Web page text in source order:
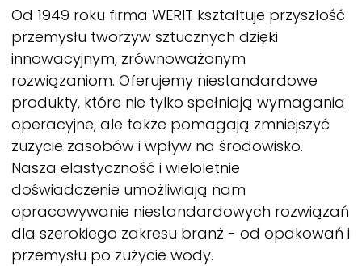
Od 1949 roku firma WERIT kształtuje przyszłość
przemysłu tworzyw sztucznych dzięki
innowacyjnym, zrównoważonym
rozwiązaniom. Oferujemy niestandardowe
produkty, które nie tylko spełniają wymagania
operacyjne, ale także pomagają zmniejszyć
zużycie zasobów i wpływ na środowisko.
Nasza elastyczność i wieloletnie
doświadczenie umożliwiają nam
opracowywanie niestandardowych rozwiązań
dla szerokiego zakresu branż - od opakowań i
przemysłu po zużycie wody.